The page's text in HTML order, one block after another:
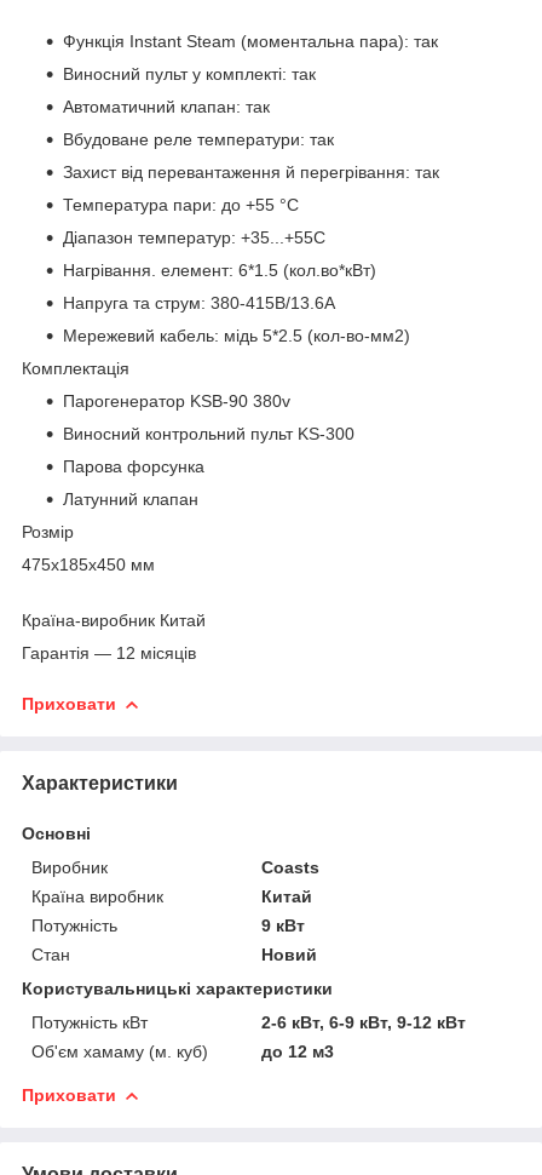
Функція Instant Steam (моментальна пара): так
Виносний пульт у комплекті: так
Автоматичний клапан: так
Вбудоване реле температури: так
Захист від перевантаження й перегрівання: так
Температура пари: до +55 °C
Діапазон температур: +35...+55С
Нагрівання. елемент: 6*1.5 (кол.во*кВт)
Напруга та струм: 380-415В/13.6А
Мережевий кабель: мідь 5*2.5 (кол-во-мм2)
Комплектація
Парогенератор KSB-90 380v
Виносний контрольний пульт KS-300
Парова форсунка
Латунний клапан
Розмір
475x185x450 мм
Країна-виробник Китай
Гарантія — 12 місяців
Приховати
Характеристики
Основні
Виробник
Coasts
Країна виробник
Китай
Потужність
9 кВт
Стан
Новий
Користувальницькі характеристики
Потужність кВт
2-6 кВт, 6-9 кВт, 9-12 кВт
Об'єм хамаму (м. куб)
до 12 м3
Приховати